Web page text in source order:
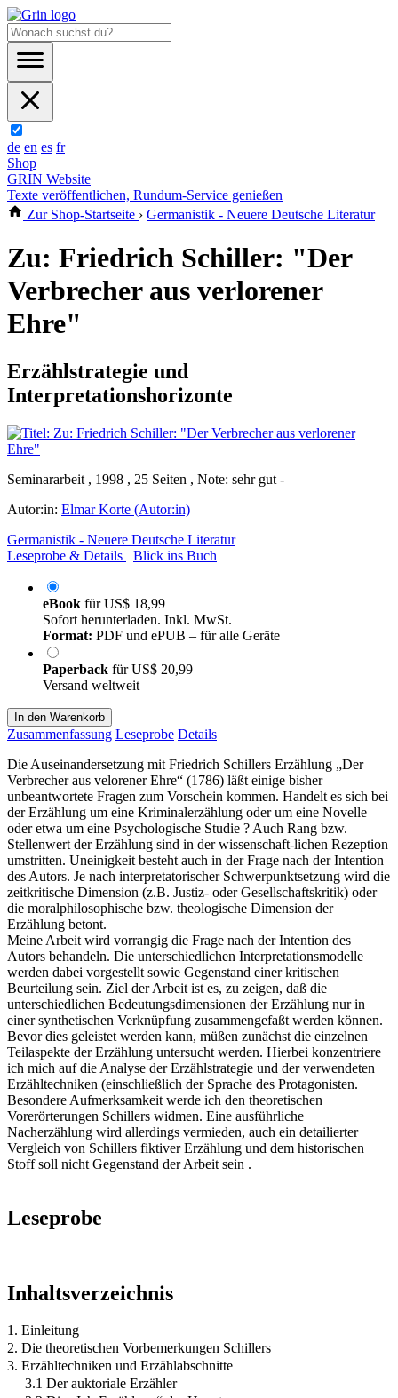
de en es fr
Shop
GRIN Website
Texte veröffentlichen, Rundum-Service genießen
Zur Shop-Startseite › Germanistik - Neuere Deutsche Literatur
Zu: Friedrich Schiller: "Der
Verbrecher aus verlorener
Ehre"
Erzählstrategie und
Interpretationshorizonte
Seminararbeit , 1998 , 25 Seiten , Note: sehr gut -
Autor:in: Elmar Korte (Autor:in)
Germanistik - Neuere Deutsche Literatur
Leseprobe & Details
Blick ins Buch
eBook fürUS$ 18,99
Sofort herunterladen. Inkl. MwSt.
Format: PDF und ePUB – für alle Geräte
Paperback fürUS$ 20,99
Versand weltweit
In den Warenkorb
Zusammenfassung Leseprobe Details
Die Auseinandersetzung mit Friedrich Schillers Erzählung „Der
Verbrecher aus velorener Ehre“ (1786) läßt einige bisher
unbeantwortete Fragen zum Vorschein kommen. Handelt es sich bei
der Erzählung um eine Kriminalerzählung oder um eine Novelle
oder etwa um eine Psychologische Studie ? Auch Rang bzw.
Stellenwert der Erzählung sind in der wissenschaft-lichen Rezeption
umstritten. Uneinigkeit besteht auch in der Frage nach der Intention
des Autors. Je nach interpretatorischer Schwerpunktsetzung wird die
zeitkritische Dimension (z.B. Justiz- oder Gesellschaftskritik) oder
die moralphilosophische bzw. theologische Dimension der
Erzählung betont.
Meine Arbeit wird vorrangig die Frage nach der Intention des
Autors behandeln. Die unterschiedlichen Interpretationsmodelle
werden dabei vorgestellt sowie Gegenstand einer kritischen
Beurteilung sein. Ziel der Arbeit ist es, zu zeigen, daß die
unterschiedlichen Bedeutungsdimensionen der Erzählung nur in
einer synthetischen Verknüpfung zusammengefaßt werden können.
Bevor dies geleistet werden kann, müßen zunächst die einzelnen
Teilaspekte der Erzählung untersucht werden. Hierbei konzentriere
ich mich auf die Analyse der Erzählstrategie und der verwendeten
Erzähltechniken (einschließlich der Sprache des Protagonisten.
Besondere Aufmerksamkeit werde ich den theoretischen
Vorerörterungen Schillers widmen. Eine ausführliche
Nacherzählung wird allerdings vermieden, auch ein detailierter
Vergleich von Schillers fiktiver Erzählung und dem historischen
Stoff soll nicht Gegenstand der Arbeit sein .
Leseprobe
Inhaltsverzeichnis
1. Einleitung
2. Die theoretischen Vorbemerkungen Schillers
3. Erzähltechniken und Erzählabschnitte
3.1 Der auktoriale Erzähler